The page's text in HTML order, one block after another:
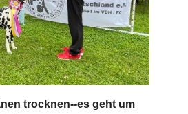
trocknen--es geht um